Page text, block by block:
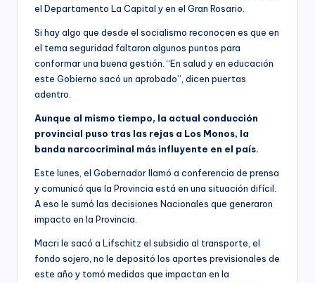
el Departamento La Capital y en el Gran Rosario.
Si hay algo que desde el socialismo reconocen es que en
el tema seguridad faltaron algunos puntos para
conformar una buena gestión. “En salud y en educación
este Gobierno sacó un aprobado”, dicen puertas
adentro.
Aunque al mismo tiempo, la actual conducción
provincial puso tras las rejas a Los Monos, la
banda narcocriminal más influyente en el país.
Este lunes, el Gobernador llamó a conferencia de prensa
y comunicó que la Provincia está en una situación difícil.
A eso le sumó las decisiones Nacionales que generaron
impacto en la Provincia.
Macri le sacó a Lifschitz el subsidio al transporte, el
fondo sojero, no le depositó los aportes previsionales de
este año y tomó medidas que impactan en la